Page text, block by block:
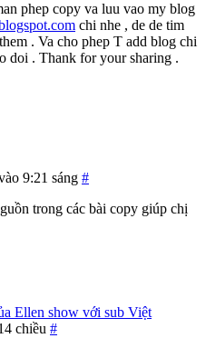
phep copy va luu vao my blog
chi nhe , de de tim
. Va cho phep T add blog chi
doi . Thank for your sharing .
9:21 sáng #
trong các bài copy giúp chị
Ellen show với sub Việt
chiều #